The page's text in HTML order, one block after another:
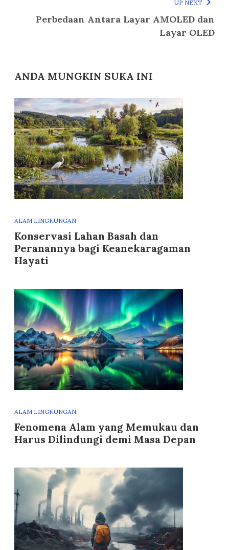
UP NEXT
Perbedaan Antara Layar AMOLED dan
Layar OLED
ANDA MUNGKIN SUKA INI
ALAM LINGKUNGAN
Konservasi Lahan Basah dan
Peranannya bagi Keanekaragaman
Hayati
ALAM LINGKUNGAN
Fenomena Alam yang Memukau dan
Harus Dilindungi demi Masa Depan